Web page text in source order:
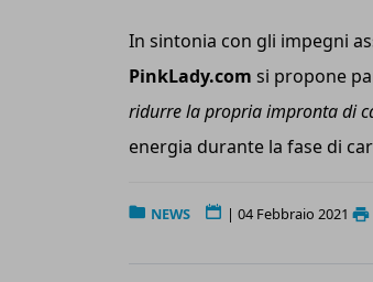
In sintonia con gli impegni
PinkLady.com si propone
ridurre la propria impronta di
energia durante la fase di
NEWS | 04 Febbraio 2021